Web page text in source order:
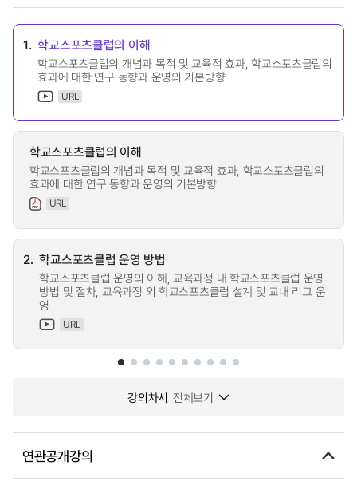
1. 학교스포츠클럽의 이해
학교스포츠클럽의 개념과 목적 및 교육적 효과, 학교스포츠클럽의
효과에 대한 연구 동향과 운영의 기본방향
URL
학교스포츠클럽의 이해
학교스포츠클럽의 개념과 목적 및 교육적 효과, 학교스포츠클럽의
효과에 대한 연구 동향과 운영의 기본방향
URL
2. 학교스포츠클럽 운영 방법
학교스포츠클럽 운영의 이해, 교육과정 내 학교스포츠클럽 운영
방법 및 절차, 교육과정 외 학교스포츠클럽 설계 및 교내 리그 운
영
URL
강의차시 전체보기
연관공개강의